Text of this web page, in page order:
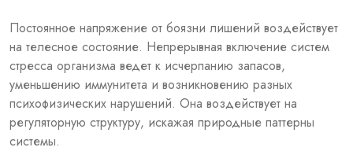
Постоянное напряжение от боязни лишений воздействует
на телесное состояние. Непрерывная включение систем
стресса организма ведет к исчерпанию запасов,
уменьшению иммунитета и возникновению разных
психофизических нарушений. Она воздействует на
регуляторную структуру, искажая природные паттерны
системы.